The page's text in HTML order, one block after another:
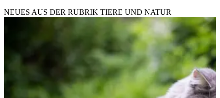
NEUES AUS DER RUBRIK TIERE UND NATUR